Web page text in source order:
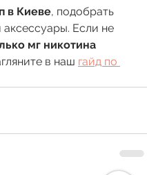
в Киеве, подобрать
Если не
мг никотина
в наш гайд по